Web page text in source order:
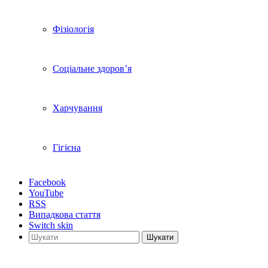
Фізіологія
Соціальне здоров’я
Харчування
Гігієна
Facebook
YouTube
RSS
Випадкова стаття
Switch skin
Шукати